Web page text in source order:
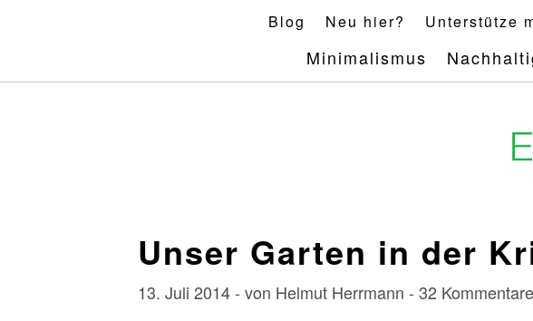
Blog Neu hier? Unterstütze
Minimalismus
Unser Garten in der
13. Juli 2014 - von Helmut Herrmann - 32 Kommentare